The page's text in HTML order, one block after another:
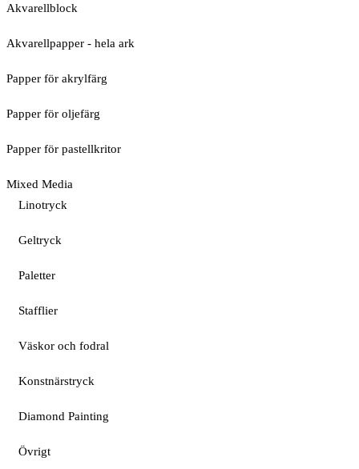
Akvarellblock
Akvarellpapper - hela ark
Papper för akrylfärg
Papper för oljefärg
Papper för pastellkritor
Mixed Media
Linotryck
Geltryck
Paletter
Stafflier
Väskor och fodral
Konstnärstryck
Diamond Painting
Övrigt